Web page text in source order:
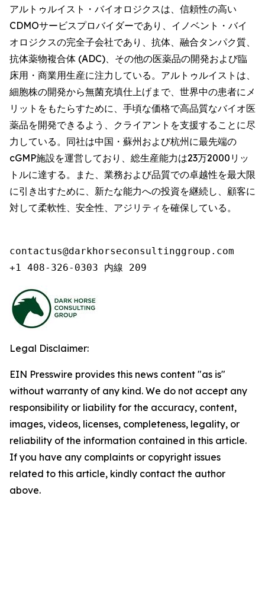
アルトゥルイスト・バイオロジクスは、信頼性の高い
CDMOサービスプロバイダーであり、イノベント・バイ
オロジクスの完全子会社であり、抗体、融合タンパク質、
抗体薬物複合体 (ADC)、その他の医薬品の開発および臨
床用・商業用生産に注力している。アルトゥルイストは、
細胞株の開発から無菌充填仕上げまで、世界中の患者にメ
リットをもたらすために、手頃な価格で高品質なバイオ医
薬品を開発できるよう、クライアントを支援することに尽
力している。同社は中国・蘇州および杭州に最先端の
cGMP施設を運営しており、総生産能力は23万2000リッ
トルに達する。また、業務および品質での卓越性を最大限
に引き出すために、新たな能力への投資を継続し、顧客に
対して柔軟性、安全性、アジリティを確保している。
contactus@darkhorseconsultinggroup.com
+1 408-326-0303 内線 209
Legal Disclaimer:
EIN Presswire provides this news content "as is"
without warranty of any kind. We do not accept any
responsibility or liability for the accuracy, content,
images, videos, licenses, completeness, legality, or
reliability of the information contained in this article.
If you have any complaints or copyright issues
related to this article, kindly contact the author
above.